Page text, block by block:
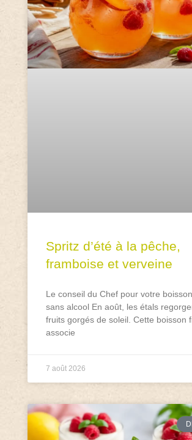
Spritz d’été à la pêche,
framboise et verveine
Le conseil du Chef pour votre
sans alcool En août, les étals
fruits gorgés de soleil. Cette boisson
associe
7 août 2026